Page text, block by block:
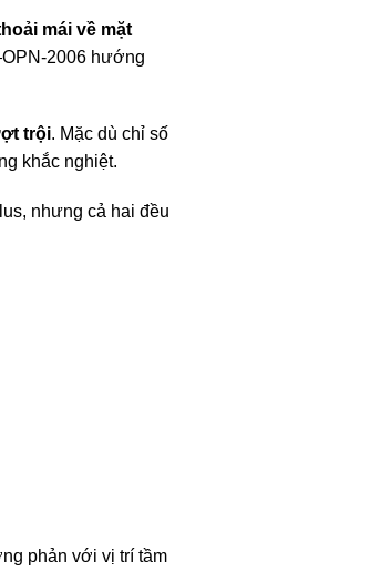
mái về mặt
2006 hướng
trội. Mặc dù chỉ số
khắc nghiệt.
nhưng cả hai đều
phản với vị trí tầm